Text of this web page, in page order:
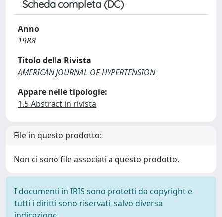
Scheda completa (DC)
Anno
1988
Titolo della Rivista
AMERICAN JOURNAL OF HYPERTENSION
Appare nelle tipologie:
1.5 Abstract in rivista
File in questo prodotto:
Non ci sono file associati a questo prodotto.
I documenti in IRIS sono protetti da copyright e
tutti i diritti sono riservati, salvo diversa